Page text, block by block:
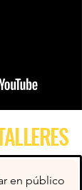
en público